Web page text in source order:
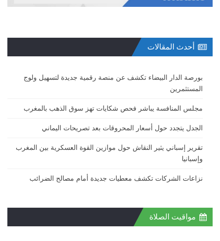
أحدث المقالات
بورصة الدار البيضاء تكشف عن منصة رقمية جديدة لتسهيل ولوج
المستثمرين
مجلس المنافسة يباشر فحص شكايات تهز سوق الذهب بالمغرب
الجدل يتجدد حول أسعار المحروقات بعد تصريحات اليماني
تقرير إسباني يثير النقاش حول موازين القوة العسكرية بين المغرب
وإسبانيا
نزاعات الشركات تكشف معطيات جديدة أمام مصالح الضرائب
مواقيت الصلاة